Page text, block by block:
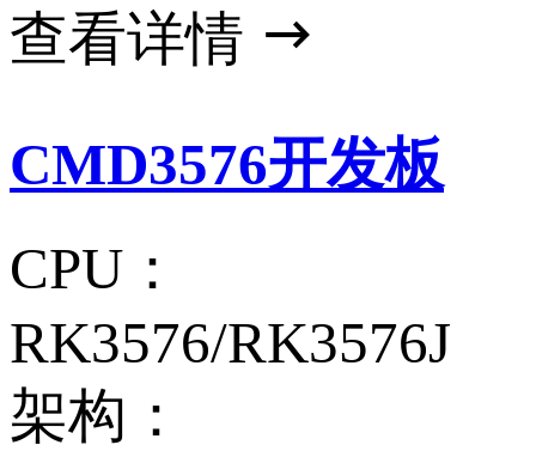
查看详情
CMD3576开发板
CPU：
RK3576/RK3576J
架构：